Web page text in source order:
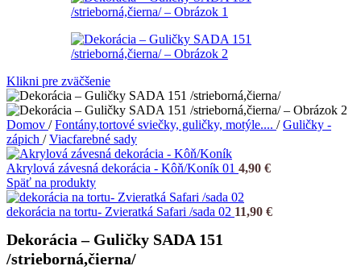
Klikni pre zväčšenie
Domov / Fontány,tortové sviečky, guličky, motýle.... / Guličky -
zápich / Viacfarebné sady
Akrylová závesná dekorácia - Kôň/Koník 01 4,90 €
Späť na produkty
dekorácia na tortu- Zvieratká Safari /sada 02 11,90 €
Dekorácia – Guličky SADA 151
/strieborná,čierna/